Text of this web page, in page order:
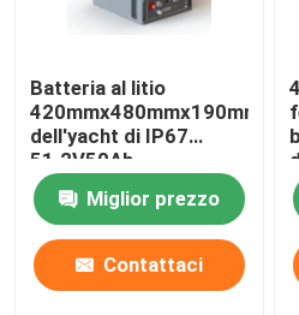
Batteria al litio
420mmx480mmx190mm
dell'yacht di IP67
51.2V50Ah
Miglior prezzo
Contattaci